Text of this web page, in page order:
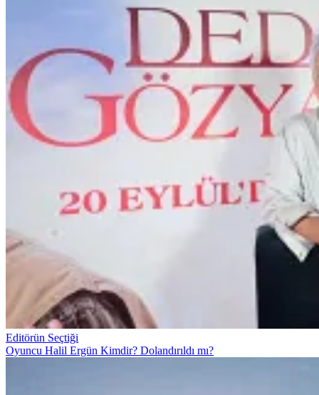
Editörün Seçtiği
Oyuncu Halil Ergün Kimdir? Dolandırıldı mı?